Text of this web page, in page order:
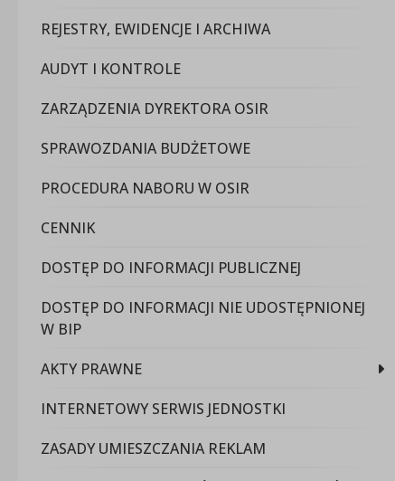
REJESTRY, EWIDENCJE I ARCHIWA
AUDYT I KONTROLE
ZARZĄDZENIA DYREKTORA OSIR
SPRAWOZDANIA BUDŻETOWE
PROCEDURA NABORU W OSIR
CENNIK
DOSTĘP DO INFORMACJI PUBLICZNEJ
DOSTĘP DO INFORMACJI NIE UDOSTĘPNIONEJ
W BIP
AKTY PRAWNE
INTERNETOWY SERWIS JEDNOSTKI
ZASADY UMIESZCZANIA REKLAM